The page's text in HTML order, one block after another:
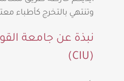
وتنتهي بالتخرج كأطباء
نبذة عن جامعة
(CIU)